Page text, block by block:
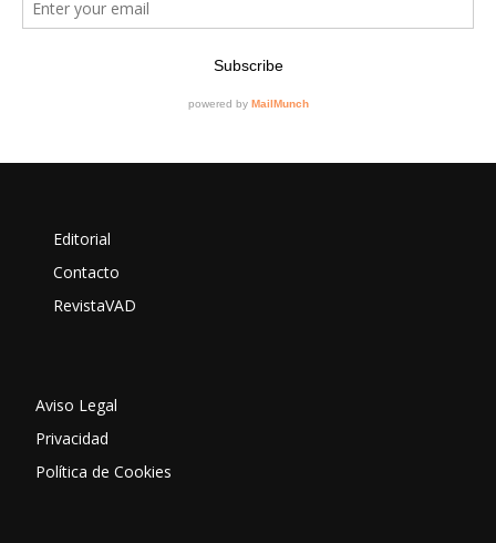
Editorial
Contacto
RevistaVAD
Aviso Legal
Privacidad
Política de Cookies